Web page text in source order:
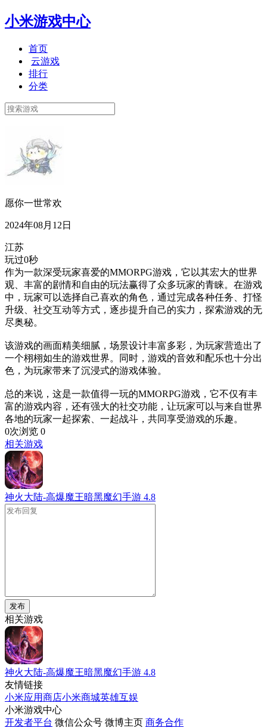
小米游戏中心
首页
云游戏
排行
分类
愿你一世常欢
2024年08月12日
江苏
玩过0秒
作为一款深受玩家喜爱的MMORPG游戏，它以其宏大的世界
观、丰富的剧情和自由的玩法赢得了众多玩家的青睐。在游戏
中，玩家可以选择自己喜欢的角色，通过完成各种任务、打怪
升级、社交互动等方式，逐步提升自己的实力，探索游戏的无
尽奥秘。
该游戏的画面精美细腻，场景设计丰富多彩，为玩家营造出了
一个栩栩如生的游戏世界。同时，游戏的音效和配乐也十分出
色，为玩家带来了沉浸式的游戏体验。
总的来说，这是一款值得一玩的MMORPG游戏，它不仅有丰
富的游戏内容，还有强大的社交功能，让玩家可以与来自世界
各地的玩家一起探索、一起战斗，共同享受游戏的乐趣。
0次浏览 0
相关游戏
神火大陆-高爆魔王暗黑魔幻手游 4.8
发布
相关游戏
神火大陆-高爆魔王暗黑魔幻手游 4.8
友情链接
小米应用商店小米商城英雄互娱
小米游戏中心
开发者平台 微信公众号 微博主页 商务合作